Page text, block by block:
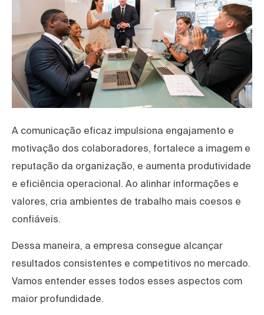
A comunicação eficaz impulsiona engajamento e
motivação dos colaboradores, fortalece a imagem e
reputação da organização, e aumenta produtividade
e eficiência operacional. Ao alinhar informações e
valores, cria ambientes de trabalho mais coesos e
confiáveis.
Dessa maneira, a empresa consegue alcançar
resultados consistentes e competitivos no mercado.
Vamos entender esses todos esses aspectos com
maior profundidade.